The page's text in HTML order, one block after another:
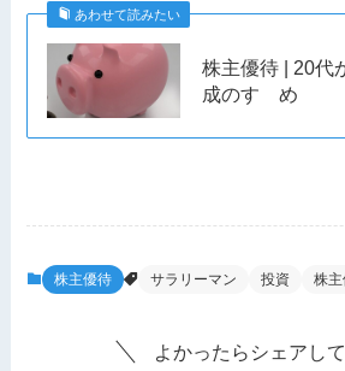
あわせて読みたい
株主優待 | 20代
成のすゝめ
株主優待 サラリーマン 投資 株
よかったらシェアして